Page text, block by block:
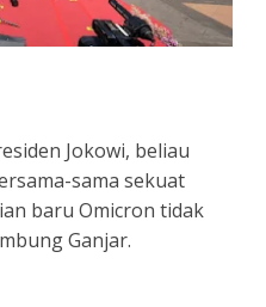
Jokowi, beliau
sama sekuat
baru Omicron tidak
Ganjar.